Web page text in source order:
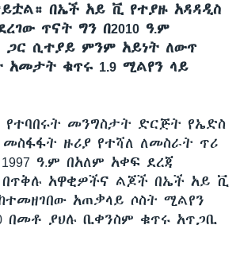
በኤች አይ ቪ የተያዙ አዳዳዲስ
ጥናት ግን በ2010 ዓ.ም
ጋር ሲተያይ ምንም አይነት ለውጥ
አመታት ቁጥሩ 1.9 ሚልየን ላይ
የተባበሩት መንግስታት ድርጅት የኤድስ
ዙሪያ የተሻለ ለመስራት ጥሪ
ዓ.ም በአለም አቀፍ ደረጃ
በጥቅሉ አዋቂዎችና ልጆች በኤች አይ ቪ
አጠቃላይ ሶስት ሚልየን
በመቶ ያህሉ ቢቀንስም ቁጥሩ አጥጋቢ